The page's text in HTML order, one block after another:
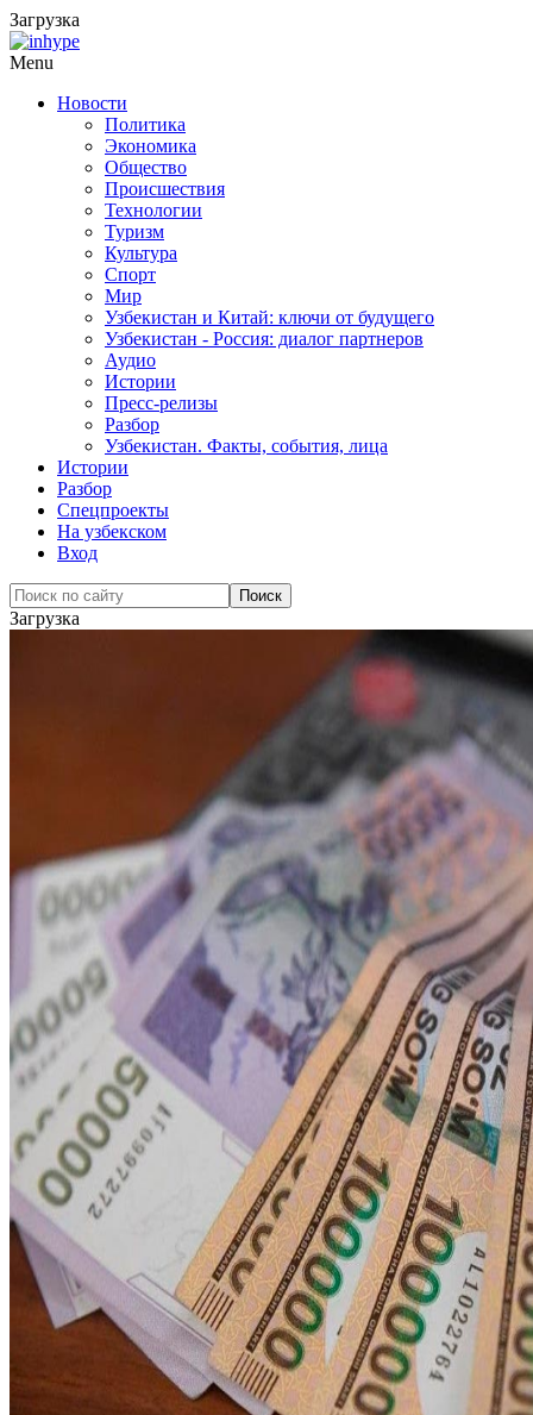
Загрузка
Menu
Новости
Политика
Экономика
Общество
Происшествия
Технологии
Туризм
Культура
Спорт
Мир
Узбекистан и Китай: ключи от будущего
Узбекистан - Россия: диалог партнеров
Аудио
Истории
Пресс-релизы
Разбор
Узбекистан. Факты, события, лица
Истории
Разбор
Спецпроекты
На узбекском
Вход
Загрузка